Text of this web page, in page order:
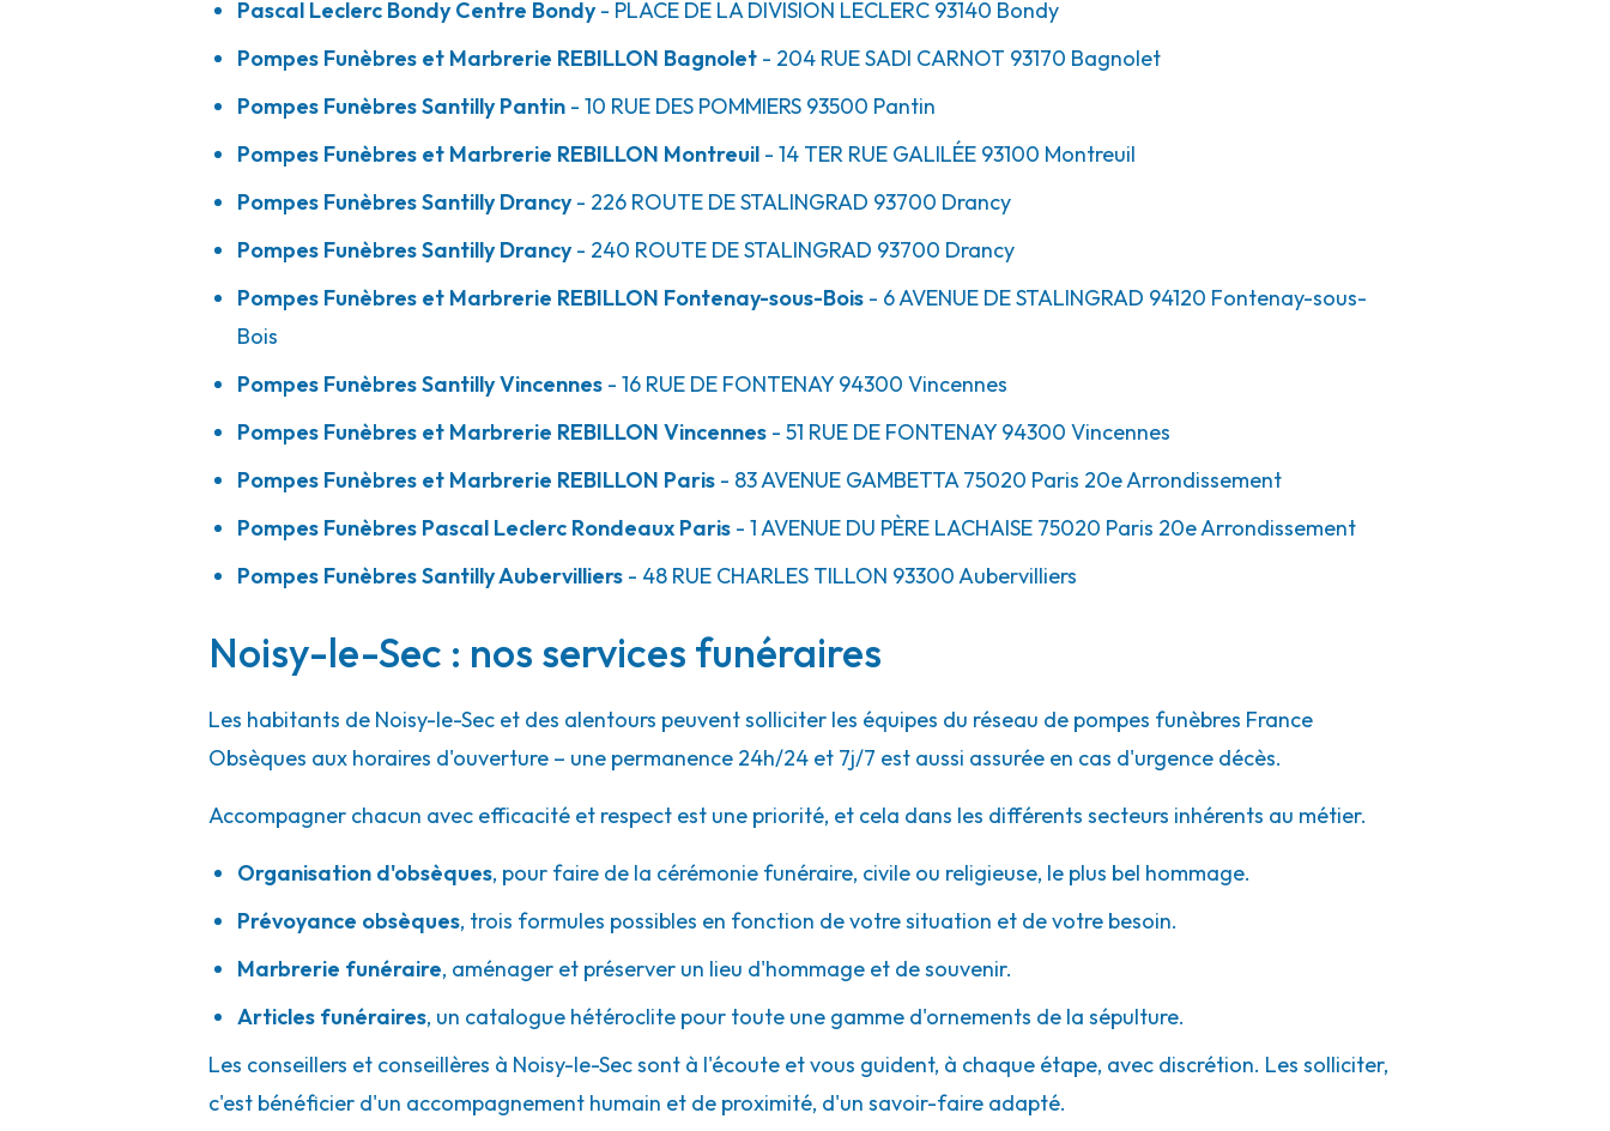
Pompes Funèbres Santilly - Vincennes
4.9km
16 Rue De Fontenay-94300 Vincennes
Consulter l'agence 01 43 65 72 25
A votre écoute 24h/24 7j/7
Rebillon - Vincennes
A votre écoute 24h/24 7j/7
Rebillon - Paris 20ème - Gambetta
83 Avenue Gambetta 75020 Paris 20e Arrondissement
Consulter l'agence 01 46 36 58 02
1 Avenue Du Père Lachaise-75020 Paris 20e Arrondissement
Consulter l'agence 01 43 66 35 20
5.6km
Pascal Leclerc Bondy Centre Bondy- PLACE DE LA DIVISION LECLERC 93140 Bondy
Pompes Funèbres et Marbrerie REBILLON Bagnolet - 204 RUE SADI CARNOT 93170 Bagnolet
Pompes Funèbres Santilly Pantin - 10 RUE DES POMMIERS 93500 Pantin
Pompes Funèbres et Marbrerie REBILLON Montreuil - 14 TER RUE GALILÉE 93100 Montreuil
Pompes Funèbres Santilly Drancy- 226 ROUTE DE STALINGRAD 93700 Drancy
Pompes Funèbres Santilly Drancy- 240 ROUTE DE STALINGRAD 93700 Drancy
Pompes Funèbres et Marbrerie REBILLON Fontenay-sous-Bois - 6 AVENUE DE STALINGRAD 94120 Fontenay-sous-
Bois
Pompes Funèbres Santilly Vincennes - 16 RUE DE FONTENAY 94300 Vincennes
Pompes Funèbres et Marbrerie REBILLON Vincennes - 51 RUE DE FONTENAY 94300 Vincennes
Pompes Funèbres et Marbrerie REBILLON Paris - 83 AVENUE GAMBETTA75020 Paris 20e Arrondissement
Pompes Funèbres Pascal Leclerc Rondeaux Paris - 1 AVENUE DU PÈRE LACHAISE 75020 Paris 20e Arrondissement
Pompes Funèbres Santilly Aubervilliers - 48 RUE CHARLES TILLON 93300Aubervilliers
Noisy-le-Sec : nos services funéraires
Les habitants de Noisy-le-Sec et des alentours peuvent solliciter les équipes du réseau de pompes funèbres France
Obsèques aux horaires d'ouverture – une permanence 24h/24 et 7j/7 est aussi assurée en cas d'urgence décès.
Accompagner chacun avec efficacité et respect est une priorité, et cela dans les différents secteurs inhérents au métier.
Organisation d'obsèques, pour faire de la cérémonie funéraire, civile ou religieuse, le plus bel hommage.
Prévoyance obsèques, trois formules possibles en fonction de votre situation et de votre besoin.
Marbrerie funéraire, aménager et préserver un lieu d'hommage et de souvenir.
Articles funéraires, un catalogue hétéroclite pour toute une gamme d'ornements de la sépulture.
Les conseillers et conseillères à Noisy-le-Sec sont à l'écoute et vous guident, à chaque étape, avec discrétion. Les solliciter,
c'est bénéficier d'un accompagnement humain et de proximité, d'un savoir-faire adapté.